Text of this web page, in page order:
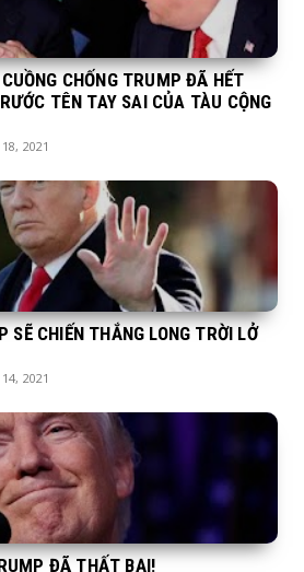
CHỐNG TRUMP ĐÃ HẾT
TÊN TAY SAI CỦA TÀU CỘNG
2021
SẼ CHIẾN THẮNG LONG TRỜI LỞ
2021
ĐÃ THẤT BẠI!